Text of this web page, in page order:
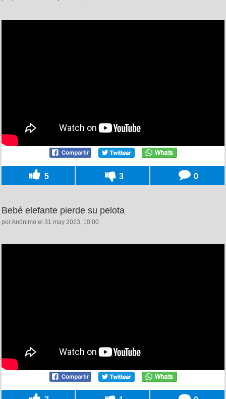
5 3 0
Bebé elefante pierde su pelota
por Anónimo el 31 may 2023, 10:00